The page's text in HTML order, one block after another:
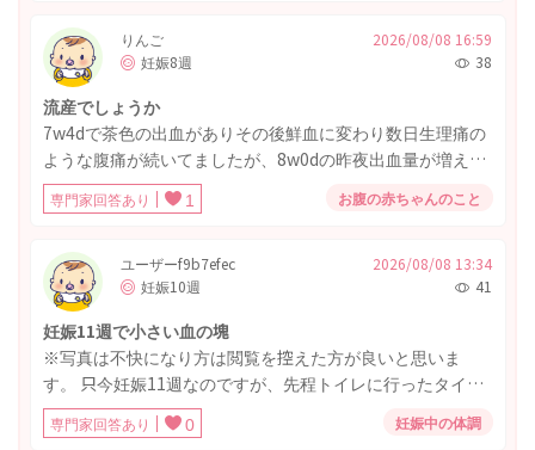
くらいでしたが、今は日によって 気持ち悪いかなぁってな
るくらいで全くないと言っていいほどなどで無事そだって
るか心配です
りんご
妊娠8週
2026/08/08 16:59
38
流産でしょうか
7w4dで茶色の出血がありその後鮮血に変わり数日生理痛の
ような腹痛が続いてましたが、8w0dの昨夜出血量が増えた
なと思っていたら直径4cmぐらいの血の塊が出てきまし
た。 今は腹痛はぴたっと止まり出血も減っています。 やは
ません。 週明けに病院に行きますが、もともと高齢かつ大
きめの筋腫があり妊娠の継続は難しいかもしれないとは言
われていたので覚悟はしています。
専門家回答あり 1 お腹の赤ちゃんのこと
ユーザーf9b7efec
妊娠10週
2026/08/08 13:34
41
妊娠11週で小さい血の塊
※写真は不快になり方は閲覧を控えた方が良いと思いま
す。 只今妊娠11週なのですが、先程トイレに行ったタイミ
ングで小さい血の塊が出て心配になっています。量は少な
くティッシュで拭くと付着する程度で、腹痛や張りはあり
専門家回答あり 0 妊娠中の体調